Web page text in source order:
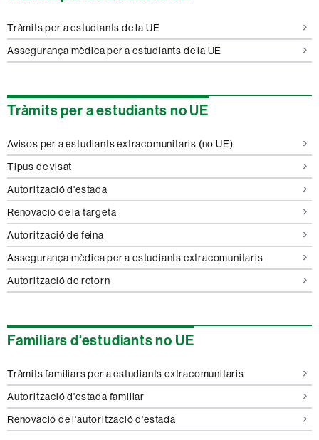
Tràmits per a estudiants de la UE
Assegurança mèdica per a estudiants de la UE
Tràmits per a estudiants no UE
Avisos per a estudiants extracomunitaris (no UE)
Tipus de visat
Autorització d'estada
Renovació de la targeta
Autorització de feina
Assegurança mèdica per a estudiants extracomunitaris
Autorització de retorn
Familiars d'estudiants no UE
Tràmits familiars per a estudiants extracomunitaris
Autorització d'estada familiar
Renovació de l'autorització d'estada